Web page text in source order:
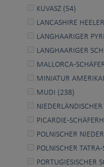
KUVASZ (54)
LANCASHIRE
LANGHAARIGER
LANGHAARIGER
MALLORCA-
MINIATUR
MUDI (238)
PICARDIE-
POLNISCHER
POLNISCHER
PORTUGIESISCHER